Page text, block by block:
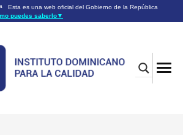
Esta es una web oficial del Gobierno de la República
puedes saberlo▼
oficiales utilizan .gob.do o .gov.do
oficiales .gob.do o .gov.do seguros utilizan
o
https://
significa que estás conectado a un
de .gob.do o .gov.do. Comparte información
en los sitios seguros de .gob.do o .gov.do.